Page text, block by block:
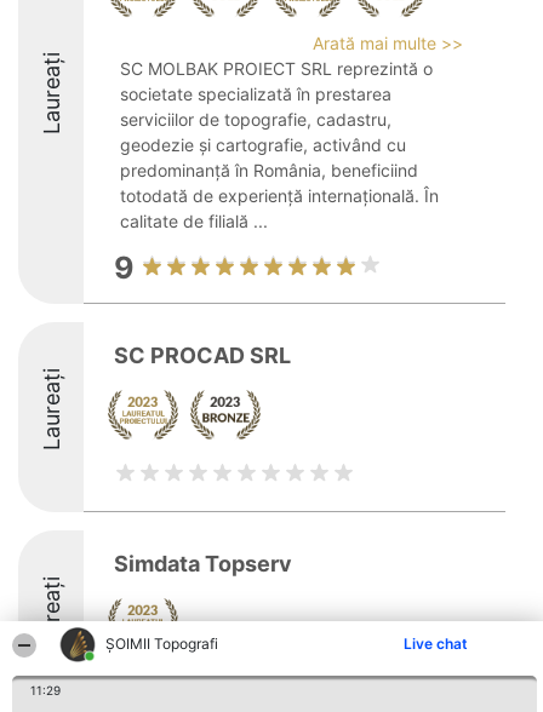
ȘOIMII Topografi Live chat
11:29
Laureați
Arată mai multe >>
SC MOLBAK PROIECT SRL reprezintă o
societate specializată în prestarea
serviciilor de topografie, cadastru,
geodezie și cartografie, activând cu
predominanță în România, beneficiind
totodată de experiență internațională. În
calitate de filială ...
9
Laureați
SC PROCAD SRL
Laureați
Simdata Topserv